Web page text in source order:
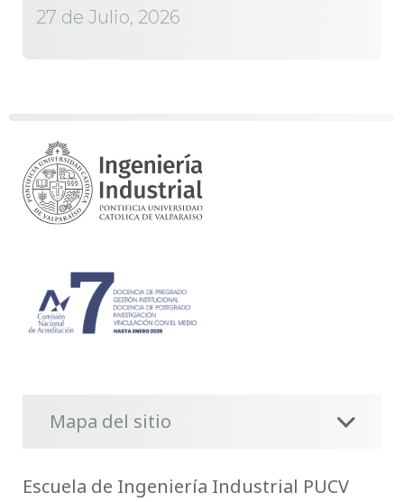
27 de Julio, 2026
Mapa del sitio
Escuela de Ingeniería Industrial PUCV